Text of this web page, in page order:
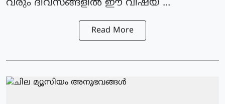
വരും ദിവസങ്ങളിൽ ഈ വിഷയ ...
Read More